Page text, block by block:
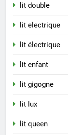
lit double
lit electrique
lit électrique
lit enfant
lit gigogne
lit lux
lit queen